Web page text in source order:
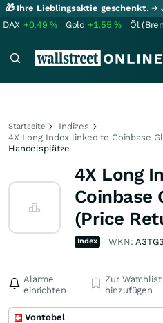
🎁 Ihre Lieblingsaktie geschenkt.→
DAX +0,49% Gold +1,55% Öl
Startseite
Indizes
4X Long Index linked to Coinbase
Handelsplätze
4X Long
Coinbase
(Price
Index WKN:
Alarme
einrichten
Zur Watchlist
hinzufügen
Vontobel